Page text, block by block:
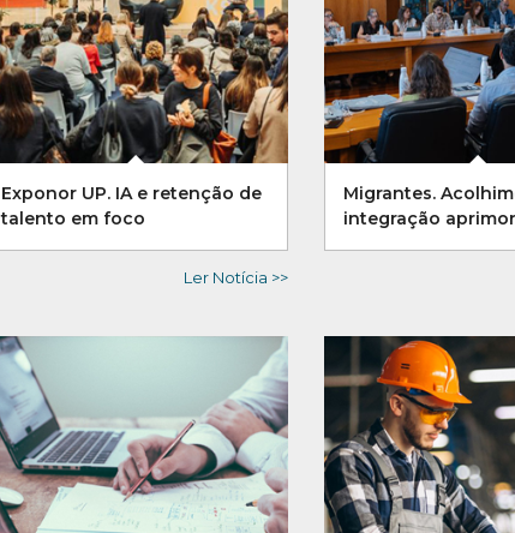
Exponor UP. IA e retenção de
talento em foco
Ler Notícia >>
Migrantes.
integração